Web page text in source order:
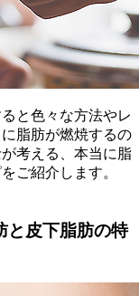
と色々な方法やレ
脂肪が燃焼するの
考える、本当に脂
ご紹介します。
と皮下脂肪の特